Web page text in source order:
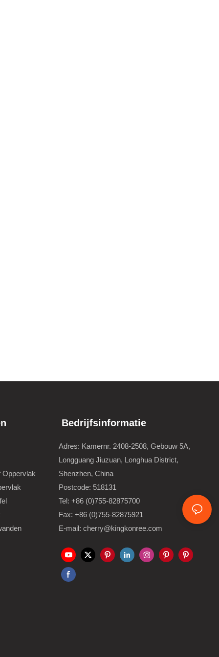
Oppervlak
Bedrijfsinformatie
Adres: Kamernr. 2408-2508, Gebouw 5A,
Longguang Jiuzuan, Longhua District,
Shenzhen, China
Postcode: 518131
Tel: +86 (0)755-82875700
Fax: +86 (0)755-82875921
E-mail: cherry@kingkonree.com